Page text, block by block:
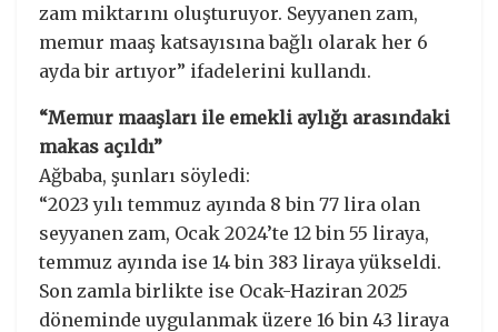
zam miktarını oluşturuyor. Seyyanen zam,
memur maaş katsayısına bağlı olarak her 6
ayda bir artıyor” ifadelerini kullandı.
“Memur maaşları ile emekli aylığı arasındaki
makas açıldı”
Ağbaba, şunları söyledi:
“2023 yılı temmuz ayında 8 bin 77 lira olan
seyyanen zam, Ocak 2024’te 12 bin 55 liraya,
temmuz ayında ise 14 bin 383 liraya yükseldi.
Son zamla birlikte ise Ocak-Haziran 2025
döneminde uygulanmak üzere 16 bin 43 liraya